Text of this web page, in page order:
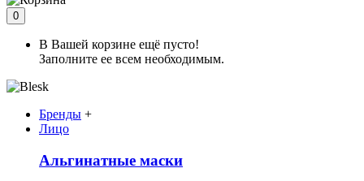
0
В Вашей корзине ещё пусто!
Заполните ее всем необходимым.
Бренды +
Лицо
Альгинатные маски